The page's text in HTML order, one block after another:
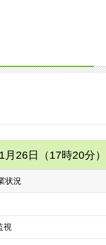
月26日（17時20分）
状況
視